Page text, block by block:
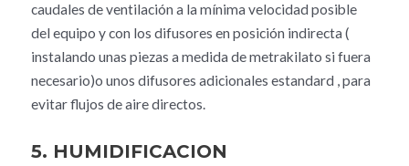
caudales de ventilación a la mínima velocidad posible
del equipo y con los difusores en posición indirecta (
instalando unas piezas a medida de metrakilato si fuera
necesario)o unos difusores adicionales estandard , para
evitar flujos de aire directos.
5. HUMIDIFICACION